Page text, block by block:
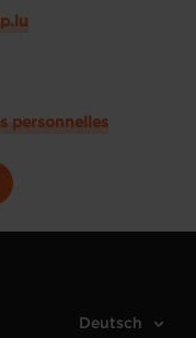
personnelles